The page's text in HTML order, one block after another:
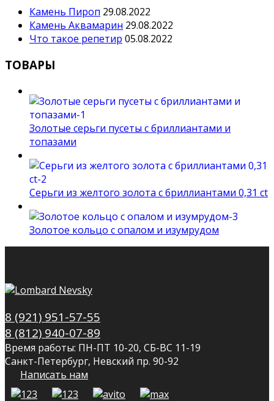
Камень Пироп 29.08.2022
Камень Аквамарин 29.08.2022
Что такое репетир 05.08.2022
ТОВАРЫ
Золотые серьги пусеты с бриллиантами и
топазами
Серьги из желтого золота с бриллиантами 0,31 ct
Золотое кольцо с опалом и изумрудом
8 (921) 951-57-55
8 (812) 940-07-89
Время работы: ПН-ПТ 10-20, СБ-ВС 11-19
Санкт-Петербург, Невский пр. 90-92
Написать нам